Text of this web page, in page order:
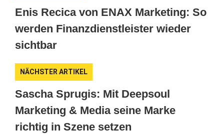
Enis Recica von ENAX Marketing: So
werden Finanzdienstleister wieder
sichtbar
NÄCHSTER ARTIKEL
Sascha Sprugis: Mit Deepsoul
Marketing & Media seine Marke
richtig in Szene setzen